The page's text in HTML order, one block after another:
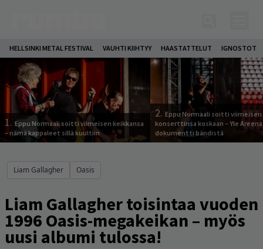
HELLSINKI METAL FESTIVAL VAUHTI KIIHTYY HAASTATTELUT IGNOSTOT
1. Eppu Normaali soitti viimeisen keikkansa
– nämä kappaleet sillä kuultiin
2. Eppu Normaali soitti viimeisen
konserttinsa koskaan – Yle
dokumentti bändistä
Liam Gallagher Oasis
Liam Gallagher toisintaa vuoden
1996 Oasis-megakeikan – myös
uusi albumi tulossa!